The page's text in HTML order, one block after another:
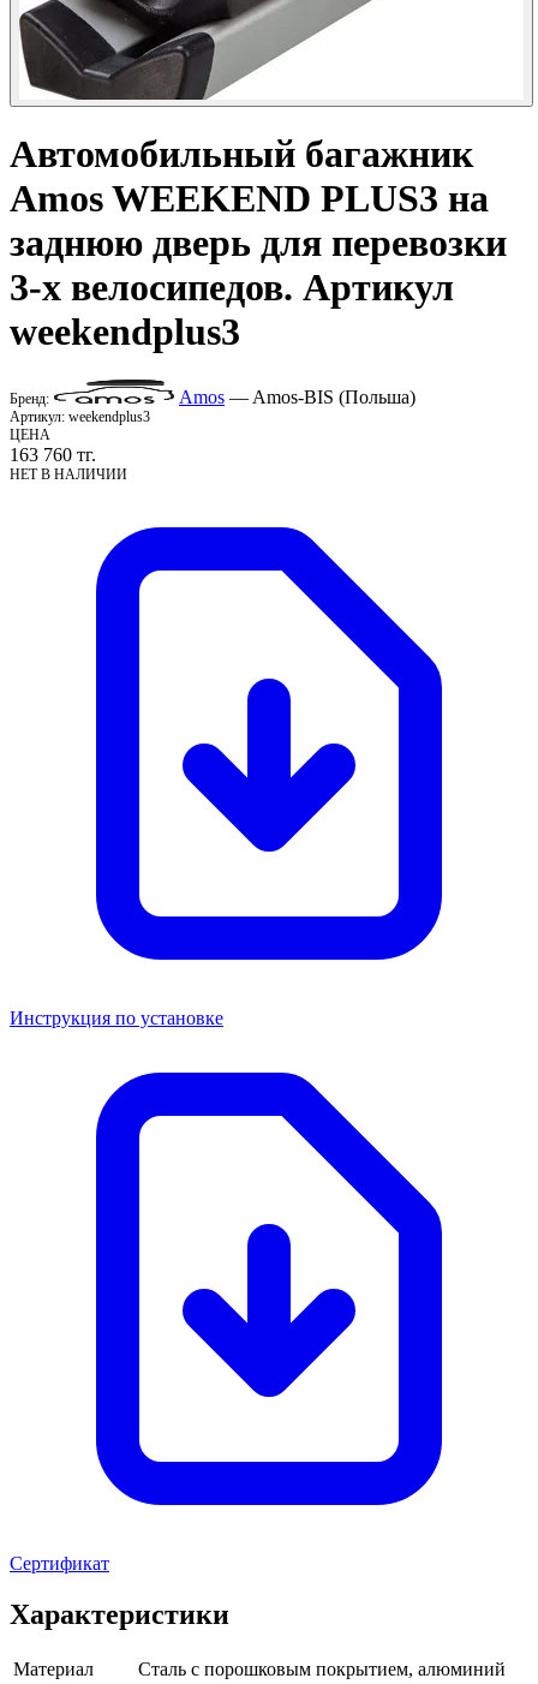
Автомобильный багажник
AmosWEEKEND PLUS3 на
заднюю дверь для перевозки
3-х велосипедов. Артикул
weekendplus3
Бренд: Amos — Amos-BIS (Польша)
Артикул: weekendplus3
ЦЕНА
163 760 тг.
НЕТ В НАЛИЧИИ
Инструкция по установке
Сертификат
Характеристики
Материал
Сталь с порошковым покрытием, алюминий